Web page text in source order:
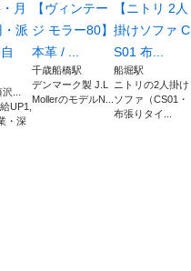
月
派
...
UP1,
・深
【ヴィンテー
ジ モラー80】
本革 / ...
千歳船橋駅
デンマーク製 J.L
MollerのモデルN...
【ニトリ 2人
掛けソファ C
S01 布...
船堀駅
ニトリの2人掛け
ソファ（CS01・
布張りタイ...